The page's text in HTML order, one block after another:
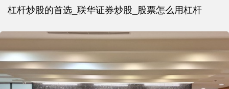
杠杆炒股的首选_联华证券炒股_股票怎么用杠杆